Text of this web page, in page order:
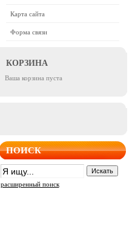
Карта сайта
Форма связи
КОРЗИНА
Ваша корзина пуста
ПОИСК
расширенный поиск